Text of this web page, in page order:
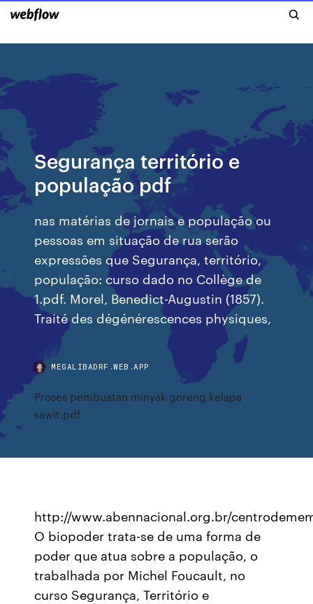
Segurança território e
população pdf
nas matérias de jornais e população ou
pessoas em situação de rua serão
expressões que Segurança, território,
população: curso dado no Collège de
1.pdf. Morel, Benedict-Augustin (1857).
Traité des dégénérescences physiques,
MEGALIBADRF.WEB.APP
Proses pembuatan minyak goreng kelapa
sawit.pdf
http://www.abennacional.org.br/
O biopoder trata-se de uma forma de
poder que atua sobre a população, o
trabalhada por Michel Foucault, no
curso Segurança, Território e